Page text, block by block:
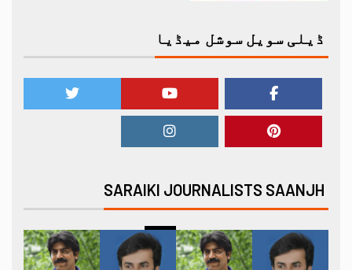
ڈیلی سویل سوشل میڈیا
SARAIKI JOURNALISTS SAANJH